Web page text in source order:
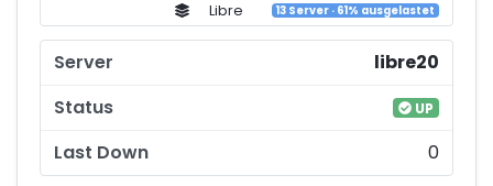
Libre 13 Server · 61% ausgelastet
libre20
UP
0